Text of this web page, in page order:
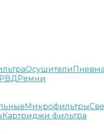
Осушители
РВДРемни
Микрофильтры
Картриджи фильтра